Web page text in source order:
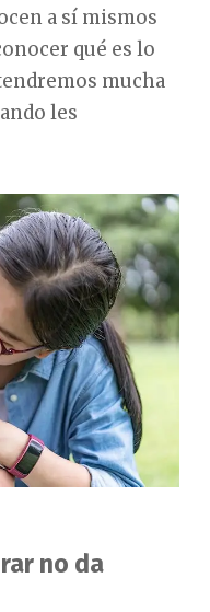
a sí mismos
qué es lo
mucha
les
no da